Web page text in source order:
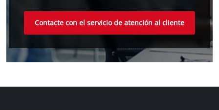
Contacte con el servicio de atención al cliente